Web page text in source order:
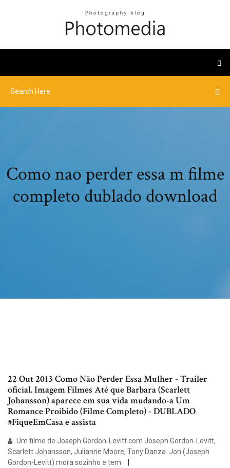
Como nao perder essa m filme
completo dublado download
22 Out 2013 Como Não Perder Essa Mulher - Trailer
oficial. Imagem Filmes Até que Barbara (Scarlett
Johansson) aparece em sua vida mudando-a Um
Romance Proibido (Filme Completo) - DUBLADO
#FiqueEmCasa e assista
Um filme de Joseph Gordon-Levitt com Joseph Gordon-Levitt,
Scarlett Johansson, Julianne Moore, Tony Danza. Jon (Joseph
Gordon-Levitt) mora sozinho e tem